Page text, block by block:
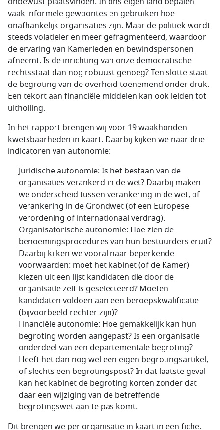
vaak informele gewoontes en gebruiken hoe
onafhankelijk organisaties zijn. Maar de politiek wordt
steeds volatieler en meer gefragmenteerd, waardoor
de ervaring van Kamerleden en bewindspersonen
afneemt. Is de inrichting van onze democratische
rechtsstaat dan nog robuust genoeg? Ten slotte staat
de begroting van de overheid toenemend onder druk.
Een tekort aan financiële middelen kan ook leiden tot
uitholling.
In het rapport brengen wij voor 19 waakhonden
kwetsbaarheden in kaart. Daarbij kijken we naar drie
indicatoren van autonomie:
Juridische autonomie: Is het bestaan van de
organisaties verankerd in de wet? Daarbij maken
we onderscheid tussen verankering in de wet, of
verankering in de Grondwet (of een Europese
verordening of internationaal verdrag).
Organisatorische autonomie: Hoe zien de
benoemingsprocedures van hun bestuurders eruit?
Daarbij kijken we vooral naar beperkende
voorwaarden: moet het kabinet (of de Kamer)
kiezen uit een lijst kandidaten die door de
organisatie zelf is geselecteerd? Moeten
kandidaten voldoen aan een beroepskwalificatie
(bijvoorbeeld rechter zijn)?
Financiële autonomie: Hoe gemakkelijk kan hun
begroting worden aangepast? Is een organisatie
onderdeel van een departementale begroting?
Heeft het dan nog wel een eigen begrotingsartikel,
of slechts een begrotingspost? In dat laatste geval
kan het kabinet de begroting korten zonder dat
daar een wijziging van de betreffende
begrotingswet aan te pas komt.
Dit brengen we per organisatie in kaart in een fiche.